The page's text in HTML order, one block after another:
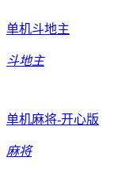
单机斗地主
斗地主
单机麻将-开心版
麻将